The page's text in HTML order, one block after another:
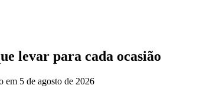
levar para cada ocasião
em 5 de agosto de 2026